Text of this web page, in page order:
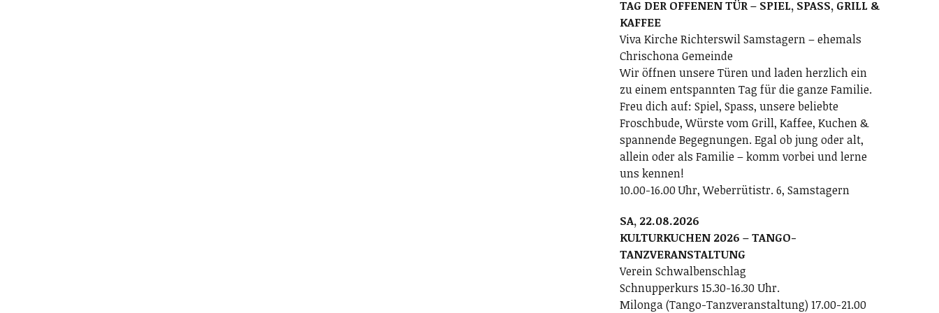
TAG DER OFFENEN TÜR – SPIEL, SPASS, GRILL &
KAFFEE
Viva Kirche Richterswil Samstagern – ehemals
Chrischona Gemeinde
Wir öffnen unsere Türen und laden herzlich ein
zu einem entspannten Tag für die ganze Familie.
Freu dich auf: Spiel, Spass, unsere beliebte
Froschbude, Würste vom Grill, Kaffee, Kuchen &
spannende Begegnungen. Egal ob jung oder alt,
allein oder als Familie – komm vorbei und lerne
uns kennen!
10.00-16.00 Uhr, Weberrütistr. 6, Samstagern
SA, 22.08.2026
KULTURKUCHEN 2026 – TANGO-
TANZVERANSTALTUNG
Verein Schwalbenschlag
Schnupperkurs 15.30-16.30 Uhr.
Milonga (Tango-Tanzveranstaltung) 17.00-21.00